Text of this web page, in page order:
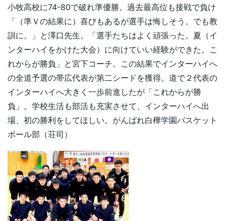
小牧高校に74-80で破れ準優勝。過去最高位も接戦で負け
「（準Ｖの結果に）喜びもあるが選手は悔しそう。でも教
訓に。」と澤口先生。「選手たちはよく頑張った。夏（イ
ンターハイをかけた大会）に向けていい経験ができた。こ
れからが勝負」と宮下コーチ。この結果でインターハイへ
の全道予選の帯広代表が第二シードを獲得。道で２代表の
インターハイへ大きく一歩前進したが「これからが勝
負」。学校生活も部活も充実させて、インターハイへ出
場、初の勝利をしてほしい。がんばれ白樺学園バスケット
ボール部（荘司）